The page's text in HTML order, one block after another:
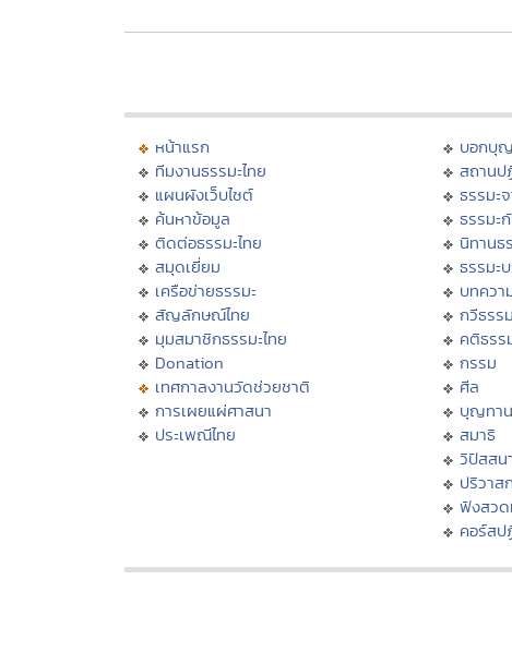
หน้าแรก
ทีมงานธรรมะไทย
แผนผังเว็บไซต์
ค้นหาข้อมูล
ติดต่อธรรมะไทย
สมุดเยี่ยม
เครือข่ายธรรมะ
สัญลักษณ์ไทย
มุมสมาชิกธรรมะไทย
Donation
เทศกาลงานวัดช่วยชาติ
การเผยแผ่ศาสนา
ประเพณีไทย
บอกบุญ
สถานป
ธรรมะ
ธรรมะ
นิทานธ
ธรรมะ
บทควา
กวีธรร
คติธรร
กรรม
ศีล
บุญทาน
สมาธิ
วิปัสสน
ปริวาส
ฟังสว
คอร์ส